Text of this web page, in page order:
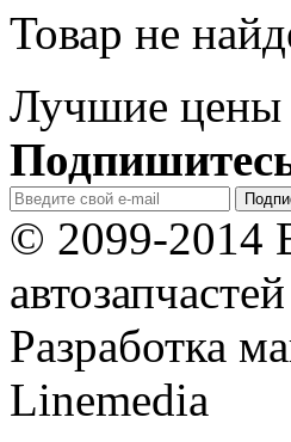
Товар не
Лучшие цены
© 2099-2014
Разработка
Linemedia